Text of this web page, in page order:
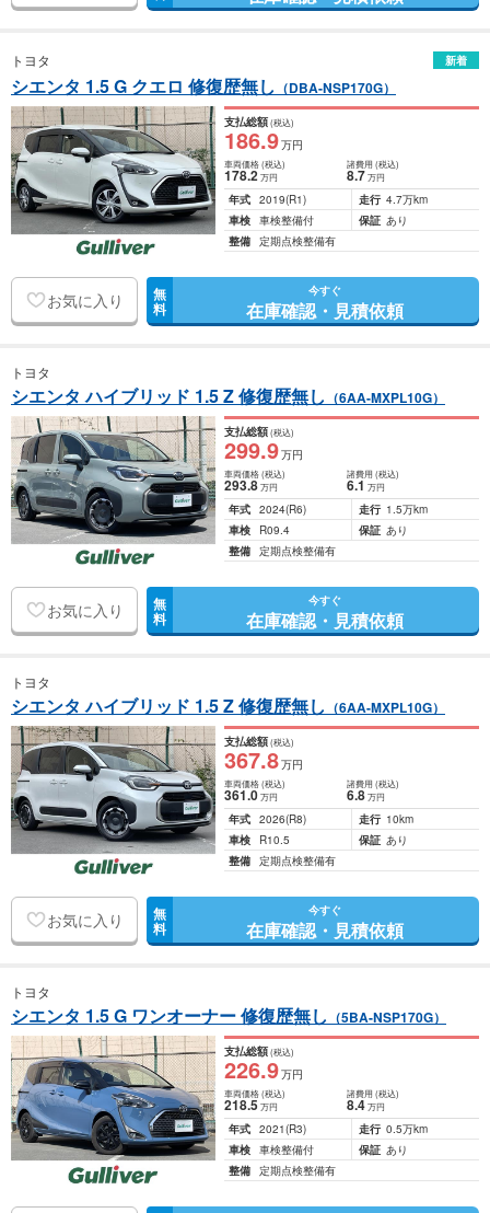
トヨタ 新着
シエンタ 1.5 G クエロ 修復歴無し （DBA-NSP170G）
支払総額(税込)
186.9万円
車両価格(税込)
178.2万円
諸費用 (税込)
8.7 万円
年式 2019(R1) 走行 4.7万km
車検 車検整備付 保証 あり
整備 定期点検整備有
お気に入り 無
料
今すぐ
在庫確認・見積依頼
トヨタ
シエンタ ハイブリッド 1.5 Z 修復歴無し （6AA-MXPL10G）
支払総額(税込)
299.9万円
車両価格(税込)
293.8万円
諸費用 (税込)
6.1 万円
年式 2024(R6) 走行 1.5万km
車検
R09.4 保証 あり
整備 定期点検整備有
お気に入り 無
料
今すぐ
在庫確認・見積依頼
トヨタ
シエンタ ハイブリッド 1.5 Z 修復歴無し （6AA-MXPL10G）
支払総額(税込)
367.8万円
車両価格(税込)
361.0万円
諸費用 (税込)
6.8 万円
年式 2026(R8) 走行 10km
車検
R10.5 保証 あり
整備 定期点検整備有
お気に入り 無
料
今すぐ
在庫確認・見積依頼
トヨタ
シエンタ 1.5 G ワンオーナー 修復歴無し （5BA-NSP170G）
支払総額(税込)
226.9万円
車両価格(税込)
218.5万円
諸費用 (税込)
8.4 万円
年式 2021(R3) 走行 0.5万km
車検 車検整備付 保証 あり
整備 定期点検整備有